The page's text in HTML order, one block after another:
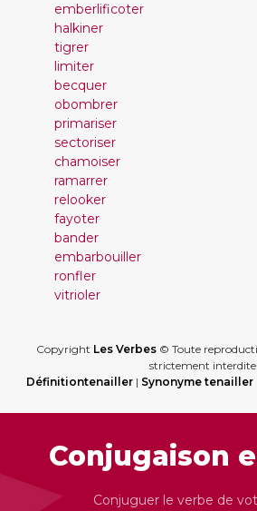
emberlificoter
halkiner
tigrer
limiter
becquer
obombrer
primariser
sectoriser
chamoiser
ramarrer
relooker
fayoter
bander
embarbouiller
ronfler
vitrioler
Copyright Les Verbes© Toute
strictement interdite
Définitiontenailler| Synonyme tenailler|
Conjugaison
Conjuguer le verbe de